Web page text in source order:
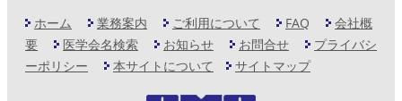
ホーム 業務案内 ご利用について FAQ
会社概
要
医学会名検索 お知らせ お問合せ
プライバシ
ーポリシー
本サイトについて サイトマップ